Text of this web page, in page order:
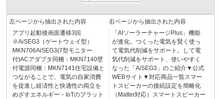
左ページから抽出された内容
アプリ起動後画面遷移3回
※AiSEG3（ゲートウェイ型）
MKN706AiSEG3(7型モニター
付)ACアダプタ同梱：MKN7140壁
付電源同梱：MKN7141住宅設備と
つながることで、電気の自家消費
を促進し経済性と快適性の両立を
めざすエネルギー・IoTのプラット
右ページから抽出された内容
「AIソーラーチャージPlus」機能
が進化。つくった電気を賢く使っ
て電気代削減をサポート。して電
気代削減をサポート、使いやすく
なった「AiSEG3」のご紹介▼公式
WEBサイト▼対応商品一覧スマー
トスピーカーの接続設定を簡略化
（Matter対応）スマートスピーカー